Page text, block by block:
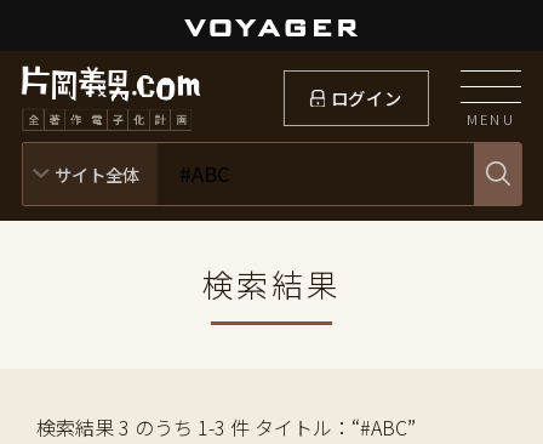
ログイン
MENU
検索結果
検索結果 3 のうち 1-3 件 タイトル：“#ABC”